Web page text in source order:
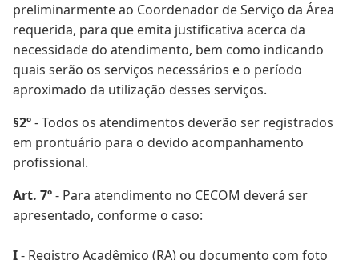
preliminarmente ao Coordenador de Serviço da Área
requerida, para que emita justificativa acerca da
necessidade do atendimento, bem como indicando
quais serão os serviços necessários e o período
aproximado da utilização desses serviços.
§2º- Todos os atendimentos deverão ser registrados
em prontuário para o devido acompanhamento
profissional.
Art. 7º- Para atendimento no CECOM deverá ser
apresentado, conforme o caso:
I- Registro Acadêmico (RA) ou documento com foto